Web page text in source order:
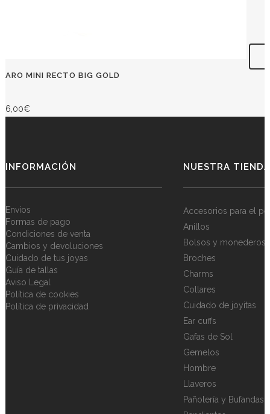
ARO MINI RECTO BIG GOLD
6,00€
INFORMACIÓN
Envíos
Formas de pago
Condiciones de venta
Cambios y devoluciones
Cuidado de tus joyas
Guía de tallas
Aviso Legal
Política de cookies
Política de privacidad
NUESTRA TIENDA
Accesorios para el
Anillos
Bolsos y monederos
Broches
Charms
Collares
Cuidado de joyitas
Ear cuffs
Gafas de Sol
Gemelos
Hombre
Llaveros
Pañolería y Bufandas